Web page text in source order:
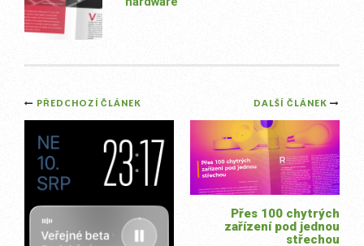
Post
navigation
DALŠÍ ČLÁNEK
Přes 100 chytrých
zařízení pod jednou
střechou
PŘEDCHOZÍ ČLÁNEK